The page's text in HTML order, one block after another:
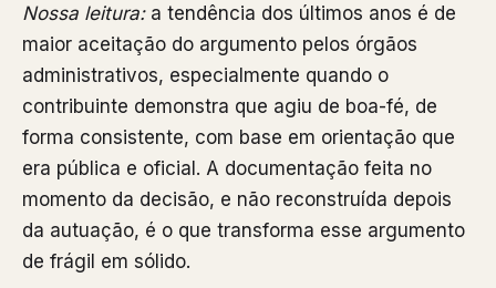
Nossa leitura:a tendência dos últimos anos é de
maior aceitação do argumento pelos órgãos
administrativos, especialmente quando o
contribuinte demonstra que agiu de boa-fé, de
forma consistente, com base em orientação que
era pública e oficial. A documentação feita no
momento da decisão, e não reconstruída depois
da autuação, é o que transforma esse argumento
de frágil em sólido.